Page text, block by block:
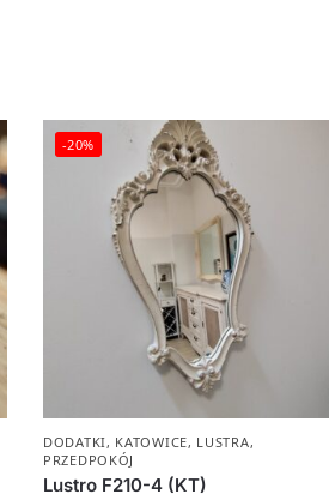
-20%
DODATKI, KATOWICE, LUSTRA,
PRZEDPOKÓJ
Lustro F210-4 (KT)